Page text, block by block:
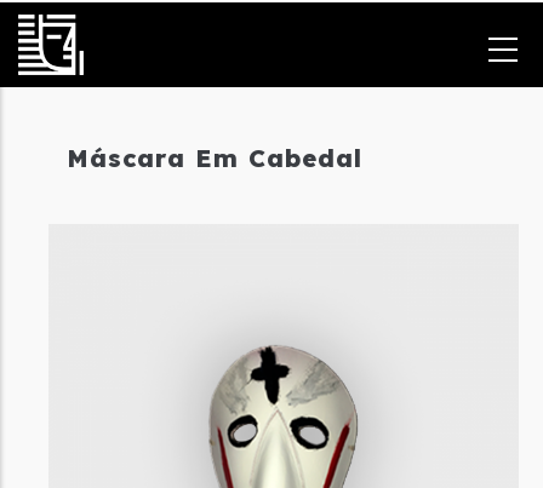
Passar
para
Máscara Em Cabedal